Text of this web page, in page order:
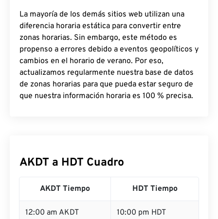
La mayoría de los demás sitios web utilizan una
diferencia horaria estática para convertir entre
zonas horarias. Sin embargo, este método es
propenso a errores debido a eventos geopolíticos y
cambios en el horario de verano. Por eso,
actualizamos regularmente nuestra base de datos
de zonas horarias para que pueda estar seguro de
que nuestra información horaria es 100 % precisa.
AKDT a HDT Cuadro
AKDT Tiempo HDT Tiempo
12:00 am AKDT
10:00 pm HDT